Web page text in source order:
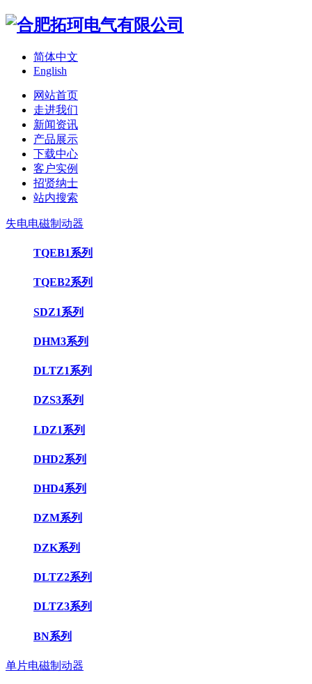
简体中文
English
网站首页
走进我们
新闻资讯
产品展示
下载中心
客户实例
招贤纳士
站内搜索
失电电磁制动器
TQEB1系列
TQEB2系列
SDZ1系列
DHM3系列
DLTZ1系列
DZS3系列
LDZ1系列
DHD2系列
DHD4系列
DZM系列
DZK系列
DLTZ2系列
DLTZ3系列
BN系列
单片电磁制动器